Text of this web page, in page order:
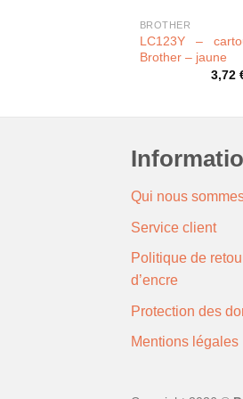
BROTHER
LC123Y –
Brother – jaune
3,72
Qui nous
Service client
Politique de
d’encre
Protection des
Mentions légales